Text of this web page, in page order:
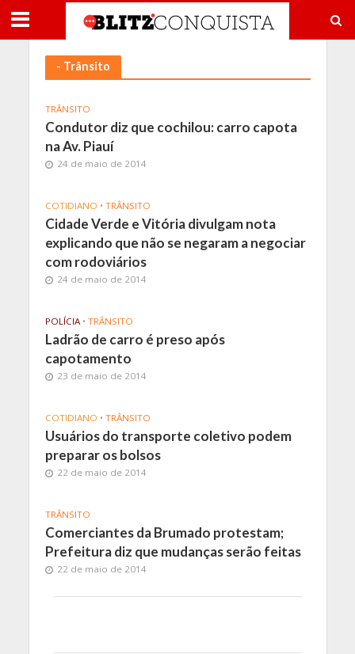
- Trânsito
TRÂNSITO
Condutor diz que cochilou: carro capota
na Av. Piauí
24 de maio de 2014
COTIDIANO • TRÂNSITO
Cidade Verde e Vitória divulgam nota
explicando que não se negaram a negociar
com rodoviários
24 de maio de 2014
POLÍCIA • TRÂNSITO
Ladrão de carro é preso após
capotamento
23 de maio de 2014
COTIDIANO • TRÂNSITO
Usuários do transporte coletivo podem
preparar os bolsos
22 de maio de 2014
TRÂNSITO
Comerciantes da Brumado protestam;
Prefeitura diz que mudanças serão feitas
22 de maio de 2014